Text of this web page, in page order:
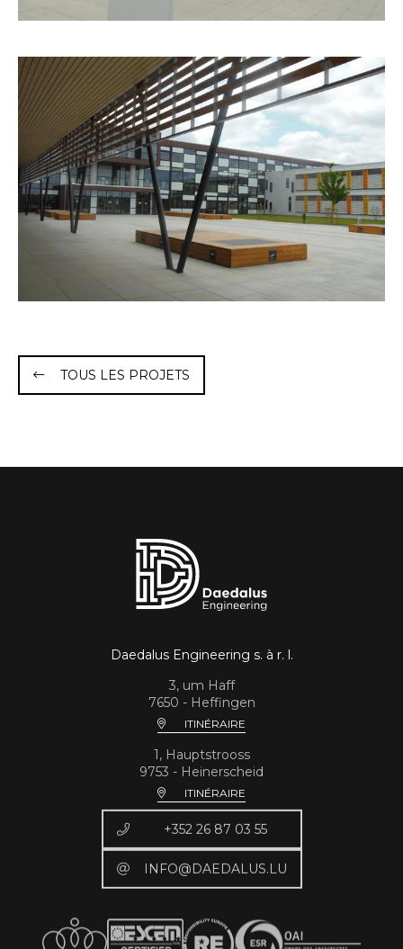
TOUS LES PROJETS
Daedalus Engineering s. à r. l.
3, um Haff
7650 - Heffingen
ITINÉRAIRE
1, Hauptstrooss
9753 - Heinerscheid
ITINÉRAIRE
+352 26 87 03 55
INFO@DAEDALUS.LU